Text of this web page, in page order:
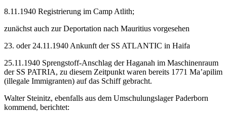
8.11.1940 Registrierung im Camp Atlith;
zunächst auch zur Deportation nach Mauritius vorgesehen
23. oder 24.11.1940 Ankunft der SS ATLANTIC in Haifa
25.11.1940 Sprengstoff-Anschlag der Haganah im Maschinenraum
der SS PATRIA, zu diesem Zeitpunkt waren bereits 1771 Ma’apilim
(illegale Immigranten) auf das Schiff gebracht.
Walter Steinitz, ebenfalls aus dem Umschulungslager Paderborn
kommend, berichtet: